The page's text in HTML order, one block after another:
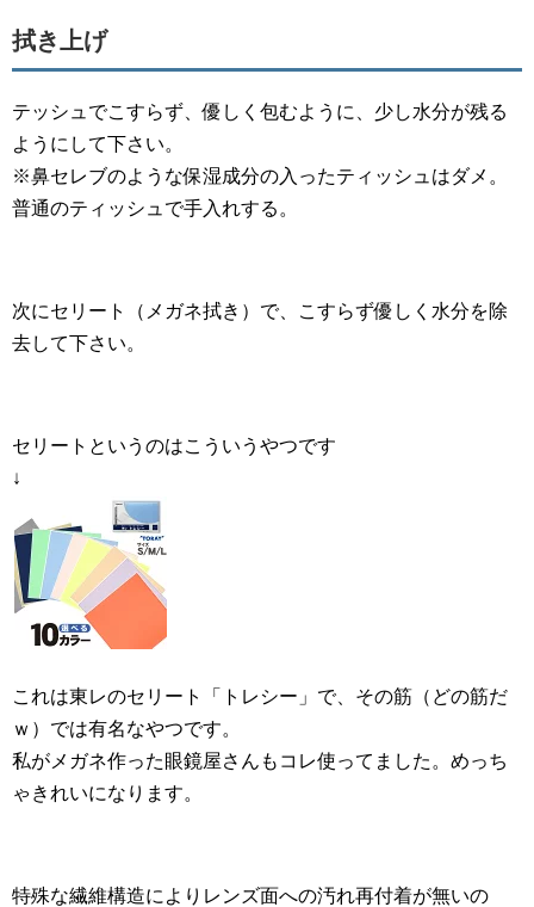
拭き上げ
テッシュでこすらず、優しく包むように、少し水分が残る
ようにして下さい。
※鼻セレブのような保湿成分の入ったティッシュはダメ。
普通のティッシュで手入れする。
次にセリート（メガネ拭き）で、こすらず優しく水分を除
去して下さい。
セリートというのはこういうやつです
↓
これは東レのセリート「トレシー」で、その筋（どの筋だ
ｗ）では有名なやつです。
私がメガネ作った眼鏡屋さんもコレ使ってました。めっち
ゃきれいになります。
特殊な繊維構造によりレンズ面への汚れ再付着が無いの